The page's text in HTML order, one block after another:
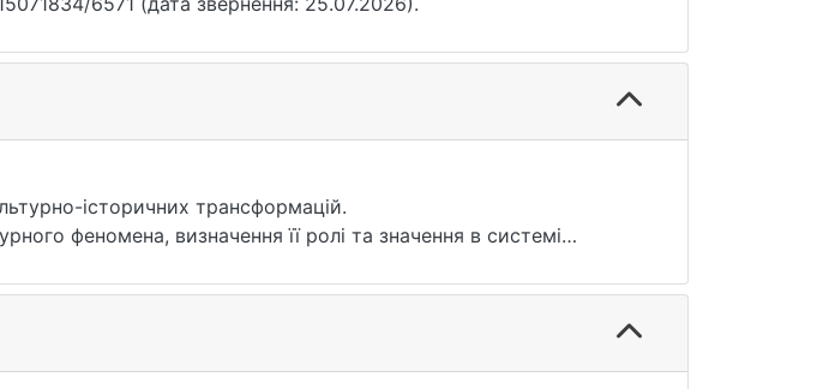
історичних трансформацій.
феномена, визначення її ролі та значення в системі